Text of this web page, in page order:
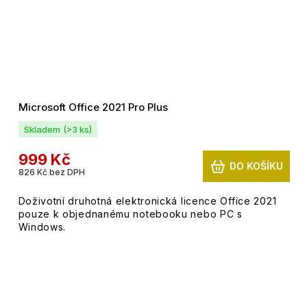
Microsoft Office 2021 Pro Plus
Skladem (>3 ks)
826 Kč bez DPH
999 Kč DO KOŠÍKU
Doživotní druhotná elektronická licence Office 2021
pouze k objednanému notebooku nebo PC s
Windows.